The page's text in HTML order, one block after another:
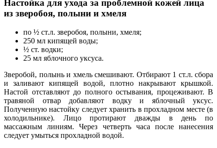
Настойка для ухода за проблемной кожей лица
из зверобоя, полыни и хмеля
по ½ ст.л. зверобоя, полыни, хмеля;
250 мл кипящей воды;
½ ст. водки;
25 мл яблочного уксуса.
Зверобой, полынь и хмель смешивают. Отбирают 1 ст.л. сбора
и заливают кипящей водой, плотно накрывают крышкой.
Настой отставляют до полного остывания, процеживают. В
травяной отвар добавляют водку и яблочный уксус.
Полученную настойку следует хранить в прохладном месте (в
холодильнике). Лицо протирают дважды в день по
массажным линиям. Через четверть часа после нанесения
следует умыться прохладной водой.